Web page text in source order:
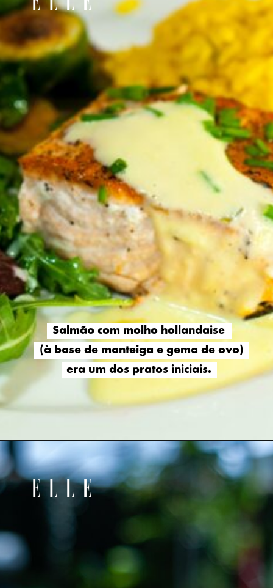
Salmão com molho hollandaise
(à base de manteiga e gema de ovo)
era um dos pratos iniciais.
Salmão com molho hollandaise
(à base de manteiga e gema de ovo)
era um dos pratos iniciais.